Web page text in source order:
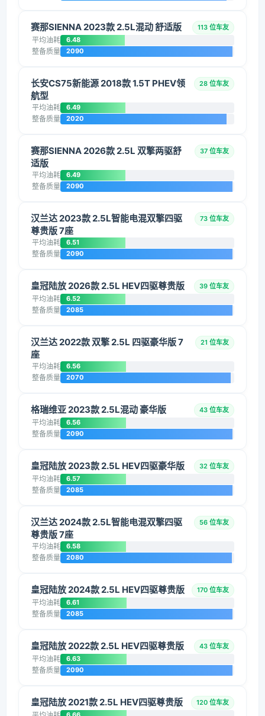
赛那SIENNA 2023款 2.5L混动 舒适版 113 位车友
平均油耗 6.48
整备质量 2090
长安CS75新能源 2018款 1.5T PHEV领
航型
28 位车友
平均油耗 6.49
整备质量 2020
赛那SIENNA 2026款 2.5L 双擎两驱舒
适版
37 位车友
平均油耗 6.49
整备质量 2090
汉兰达 2023款 2.5L智能电混双擎四驱
尊贵版 7座
73 位车友
平均油耗 6.51
整备质量 2090
皇冠陆放 2026款 2.5L HEV四驱尊贵版 39 位车友
平均油耗 6.52
整备质量 2085
汉兰达 2022款 双擎 2.5L 四驱豪华版 7
座
21 位车友
平均油耗 6.56
整备质量 2070
格瑞维亚 2023款 2.5L混动 豪华版 43 位车友
平均油耗 6.56
整备质量 2090
皇冠陆放 2023款 2.5L HEV四驱豪华版 32 位车友
平均油耗 6.57
整备质量 2085
汉兰达 2024款 2.5L智能电混双擎四驱
尊贵版 7座
56 位车友
平均油耗 6.58
整备质量 2080
皇冠陆放 2024款 2.5L HEV四驱尊贵版 170 位车友
平均油耗 6.61
整备质量 2085
皇冠陆放 2022款 2.5L HEV四驱尊贵版 43 位车友
平均油耗 6.63
整备质量 2090
皇冠陆放 2021款 2.5L HEV四驱尊贵版 120 位车友